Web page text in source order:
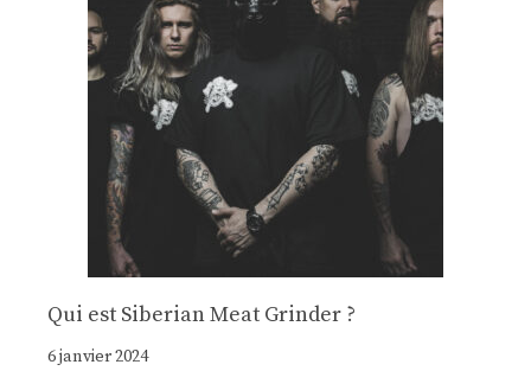
Qui est Siberian Meat Grinder ?
6 janvier 2024